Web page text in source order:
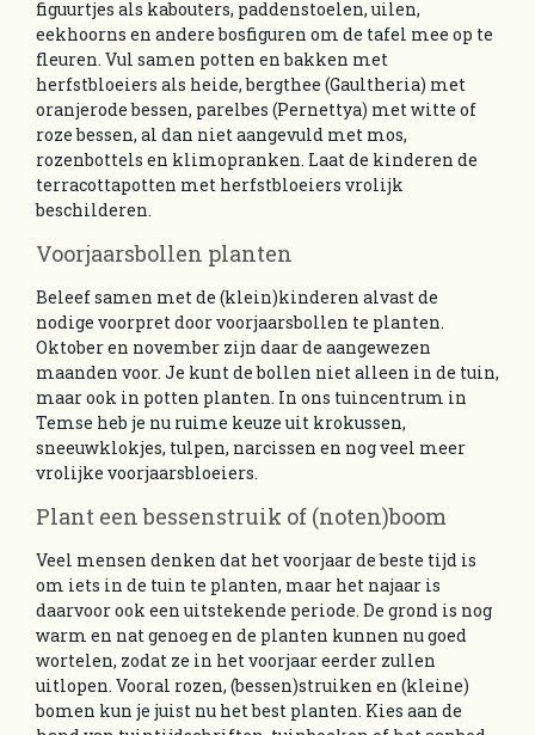
figuurtjes als kabouters, paddenstoelen, uilen,
eekhoorns en andere bosfiguren om de tafel mee op te
fleuren. Vul samen potten en bakken met
herfstbloeiers als heide, bergthee (Gaultheria) met
oranjerode bessen, parelbes (Pernettya) met witte of
roze bessen, al dan niet aangevuld met mos,
rozenbottels en klimopranken. Laat de kinderen de
terracottapotten met herfstbloeiers vrolijk
beschilderen.
Voorjaarsbollen planten
Beleef samen met de (klein)kinderen alvast de
nodige voorpret door voorjaarsbollen te planten.
Oktober en november zijn daar de aangewezen
maanden voor. Je kunt de bollen niet alleen in de tuin,
maar ook in potten planten. In ons tuincentrum in
Temse heb je nu ruime keuze uit krokussen,
sneeuwklokjes, tulpen, narcissen en nog veel meer
vrolijke voorjaarsbloeiers.
Plant een bessenstruik of (noten)boom
Veel mensen denken dat het voorjaar de beste tijd is
om iets in de tuin te planten, maar het najaar is
daarvoor ook een uitstekende periode. De grond is nog
warm en nat genoeg en de planten kunnen nu goed
wortelen, zodat ze in het voorjaar eerder zullen
uitlopen. Vooral rozen, (bessen)struiken en (kleine)
bomen kun je juist nu het best planten. Kies aan de